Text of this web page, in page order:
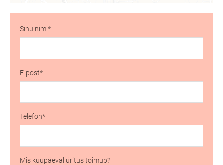
Sinu nimi
E-post
Telefon
Mis kuupäeval üritus toimub?